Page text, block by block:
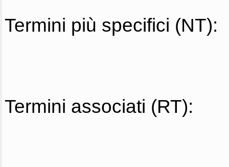
Termini più specifici (NT):
Termini associati (RT):